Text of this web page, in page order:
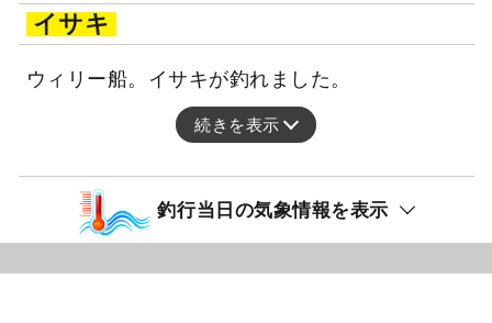
イサキ
ウィリー船。イサキが釣れました。
続きを表示
釣行当日の気象情報を表示